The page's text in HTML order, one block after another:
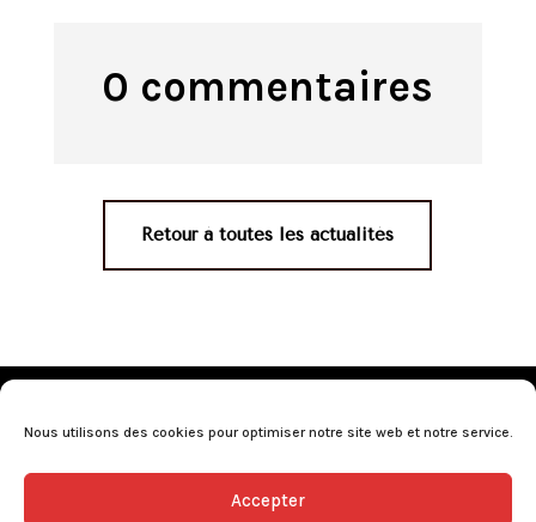
Nous utilisons des cookies pour optimiser notre site web et notre service.
Accepter
0 commentaires
Retour à toutes les actualités
Conditions générales de vente•Nos revendeurs•
L’abus d’alcool est dangereux pour la santé, consommez avec